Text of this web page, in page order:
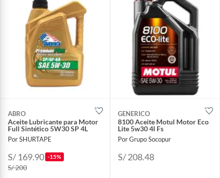
ABRO
Aceite Lubricante para Motor
Full Sintético 5W30 SP 4L
Por SHURTAPE
S/ 169.90 -15%
S/ 200
GENERICO
8100 Aceite Motul Motor Eco
Lite 5w30 4l Fs
Por Grupo Socopur
S/ 208.48